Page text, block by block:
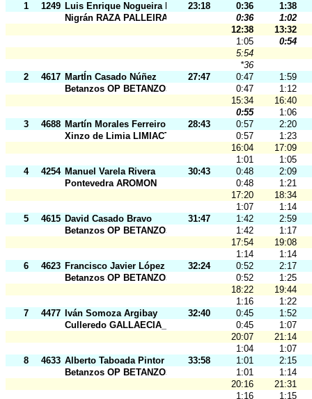
1 1249 Luis Enrique Nogueira De La Muela
23:18 0:36
1:38
Nigrán RAZA PALLEIRA
0:36
1:02
12:38
13:32
1:05
0:54
5:54
*36
2
4617 MartÍn Casado Núñez 27:47 0:47
1:59
Betanzos OP BETANZOS
0:47
1:12
15:34
16:40
0:55
1:06
3
4688 Martín Morales Ferreiro 28:43 0:57
2:20
Xinzo de Limia LIMIACTIVA
0:57
1:23
16:04
17:09
1:01
1:05
4
4254 Manuel Varela Rivera 30:43 0:48
2:09
Pontevedra AROMON
0:48
1:21
17:20
18:34
1:07
1:14
5
4615 David Casado Bravo 31:47 1:42
2:59
Betanzos OP BETANZOS
1:42
1:17
17:54
19:08
1:14
1:14
6
4623 Francisco Javier López Costoya
32:24 0:52
2:17
Betanzos OP BETANZOS
0:52
1:25
18:22
19:44
1:16
1:22
7
4477 Iván Somoza Argibay 32:40 0:45
1:52
Culleredo GALLAECIA_RAID
0:45
1:07
20:07
21:14
1:04
1:07
8
4633 Alberto Taboada Pintor 33:58 1:01
2:15
Betanzos OP BETANZOS
1:01
1:14
20:16
21:31
1:16
1:15